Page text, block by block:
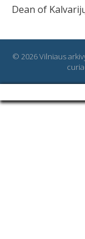
Dean of
© 2026 Vilniaus